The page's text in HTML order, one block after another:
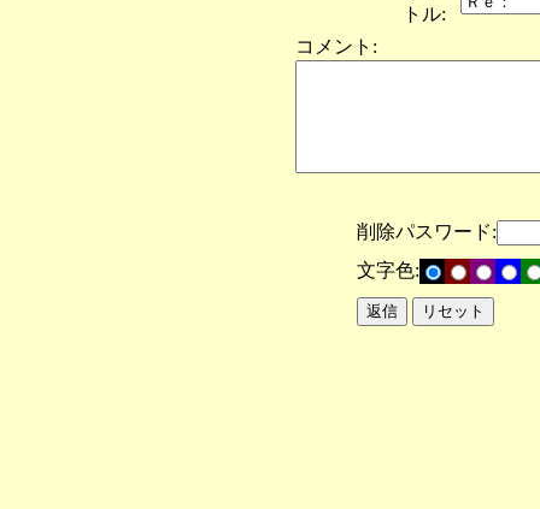
トル:
コメント:
削除パスワード:
文字色: